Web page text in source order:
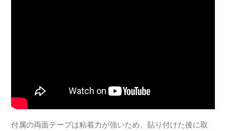
付属の両面テープは粘着力が強いため、貼り付けた後に取